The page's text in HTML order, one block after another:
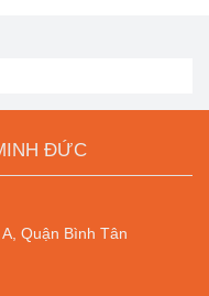
ĐỨC
Quận Bình Tân